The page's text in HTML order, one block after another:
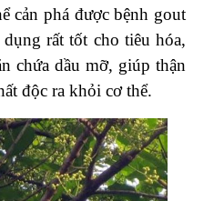
cản phá được bệnh gout
rất tốt cho tiêu hóa,
chứa dầu mỡ, giúp thận
độc ra khỏi cơ thể.